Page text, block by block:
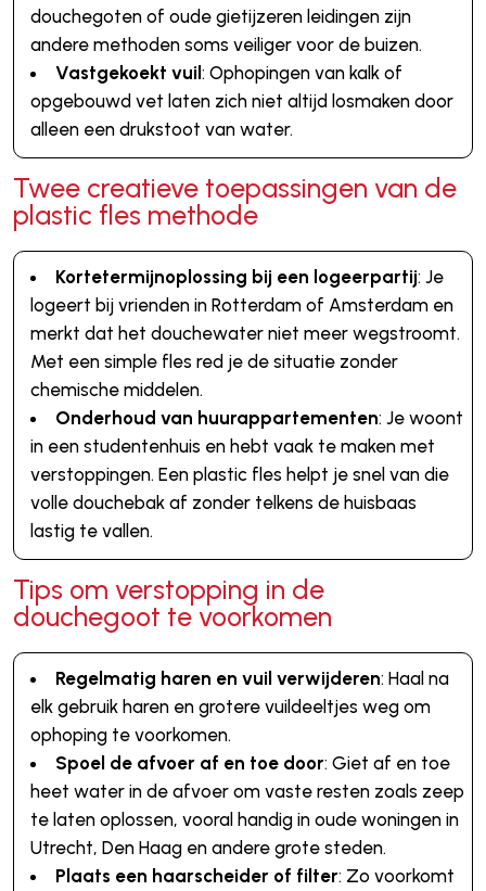
douchegoten of oude gietijzeren leidingen zijn
andere methoden soms veiliger voor de buizen.
Vastgekoekt vuil: Ophopingen van kalk of
opgebouwd vet laten zich niet altijd losmaken door
alleen een drukstoot van water.
Twee creatieve toepassingen van de
plastic fles methode
Kortetermijnoplossing bij een logeerpartij: Je
logeert bij vrienden in Rotterdam of Amsterdam en
merkt dat het douchewater niet meer wegstroomt.
Met een simple fles red je de situatie zonder
chemische middelen.
Onderhoud van huurappartementen: Je woont
in een studentenhuis en hebt vaak te maken met
verstoppingen. Een plastic fles helpt je snel van die
volle douchebak af zonder telkens de huisbaas
lastig te vallen.
Tips om verstopping in de
douchegoot te voorkomen
Regelmatig haren en vuil verwijderen: Haal na
elk gebruik haren en grotere vuildeeltjes weg om
ophoping te voorkomen.
Spoel de afvoer af en toe door: Giet af en toe
heet water in de afvoer om vaste resten zoals zeep
te laten oplossen, vooral handig in oude woningen in
Utrecht, Den Haag en andere grote steden.
Plaats een haarscheider of filter: Zo voorkomt